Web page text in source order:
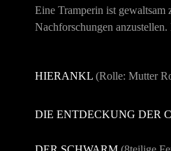
Eine Tramperin ist
Nachforschungen
HIERANKL (Rolle: Mutter
DIE ENTDECKUNG DER